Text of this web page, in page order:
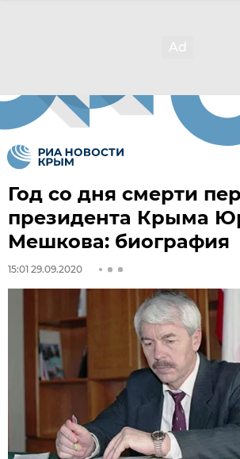
Год со дня смерти
президента Крыма
Мешкова: биография
15:01 29.09.2020